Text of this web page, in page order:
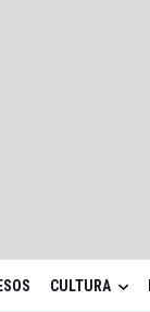
CULTURA